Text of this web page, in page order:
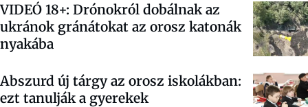
VIDEÓ 18+: Drónokról dobálnak az
ukránok gránátokat az orosz katonák
nyakába
Abszurd új tárgy az orosz iskolákban:
ezt tanulják a gyerekek